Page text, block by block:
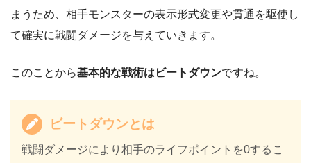
まうため、相手モンスターの表示形式変更や貫通を駆使し
て確実に戦闘ダメージを与えていきます。
このことから基本的な戦術はビートダウンですね。
ビートダウンとは
戦闘ダメージにより相手のライフポイントを0するこ